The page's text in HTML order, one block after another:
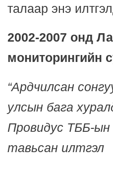
талаар энэ
2002-2007 онд
мониторингийн
“Ардчилсан
улсын бага
Провидус ТББ-
тавьсан илтгэл